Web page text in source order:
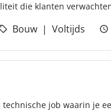
die klanten
Bouw Voltijds
technische job waarin je